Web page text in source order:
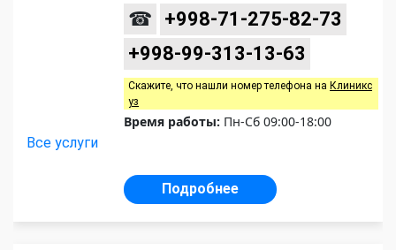
☎
+998-71-275-82-73
+998-99-313-13-63
Скажите, что нашли номер телефона на Клиникс
уз
Время работы: Пн-Сб 09:00-18:00
Все услуги
Подробнее